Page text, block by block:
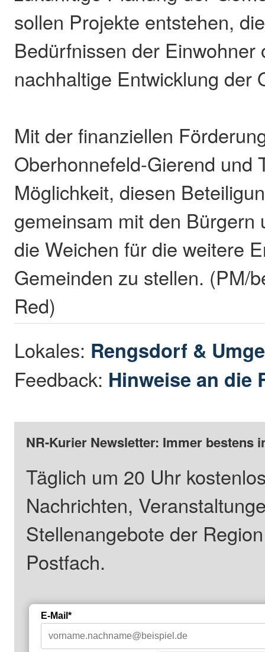
sollen Projekte entstehen,
Bedürfnissen der Einwohner
nachhaltige Entwicklung der
Mit der finanziellen
Oberhonnefeld-Gierend und
Möglichkeit, diesen
gemeinsam mit den Bürgern
die Weichen für die weitere
Gemeinden zu stellen. (PM/
Red)
Lokales: Rengsdorf &
Feedback: Hinweise an die
NR-Kurier Newsletter: Immer bestens
Täglich um 20 Uhr
Nachrichten,
Stellenangebote der
Postfach.
E-Mail*